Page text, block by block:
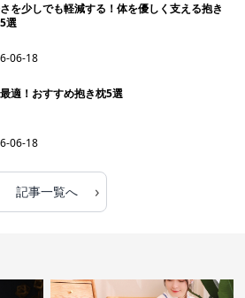
を少しでも軽減する！体を優しく支える抱き
選
06-18
適！おすすめ抱き枕5選
06-18
記事一覧へ ›